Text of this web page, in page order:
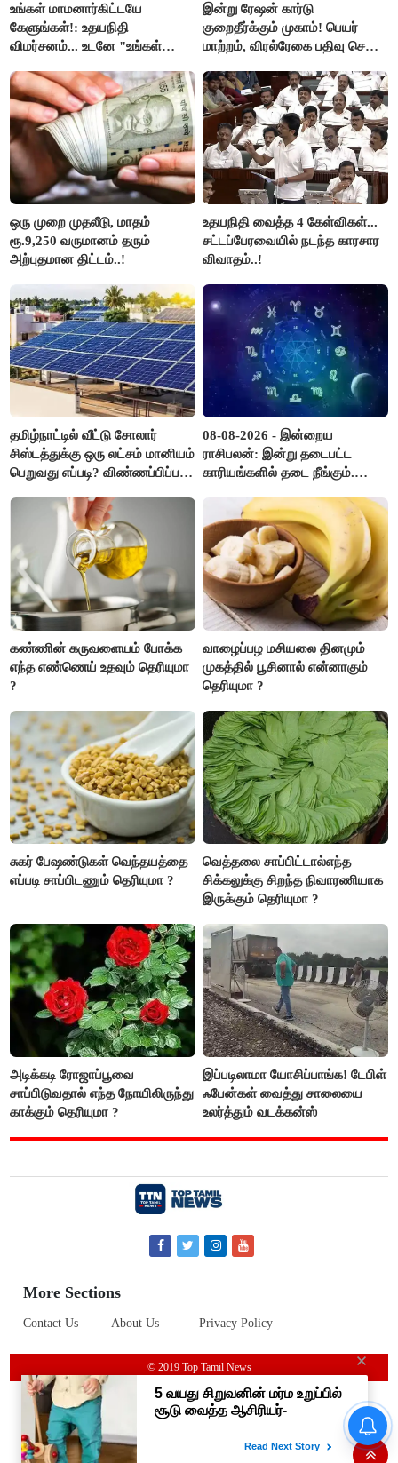
உங்கள் மாமனார்கிட்டயே
கேளுங்கள்!: உதயநிதி
விமர்சனம்... உடனே "உங்கள்
ஆதவ் அர்ஜுனா பதிலடி!
இன்று ரேஷன் கார்டு
குறைதீர்க்கும் முகாம்! பெயர்
மாற்றம், விரல்ரேகை பதிவு செய்ய
ஒரு முறை முதலீடு, மாதம்
ரூ.9,250 வருமானம் தரும்
அற்புதமான திட்டம்..!
உதயநிதி வைத்த 4 கேள்விகள்...
சட்டப்பேரவையில் நடந்த காரசார
விவாதம்..!
தமிழ்நாட்டில் வீட்டு சோலார்
சிஸ்டத்துக்கு ஒரு லட்சம் மானியம்
பெறுவது எப்படி? விண்ணப்பிப்பது
08-08-2026 - இன்றைய
ராசிபலன்: இன்று தடைபட்ட
காரியங்களில் தடை நீங்கும்.
இருக்கும். ஆன்மீக எண்ணம்
அதிகரிக்கும்..!
கண்ணின் கருவளையம் போக்க
எந்த எண்ணெய் உதவும் தெரியுமா
?
வாழைப்பழ மசியலை தினமும்
முகத்தில் பூசினால் என்னாகும்
தெரியுமா ?
சுகர் பேஷண்டுகள் வெந்தயத்தை
எப்படி சாப்பிடணும் தெரியுமா ?
வெத்தலை சாப்பிட்டால்எந்த
சிக்கலுக்கு சிறந்த நிவாரணியாக
இருக்கும் தெரியுமா ?
அடிக்கடி ரோஜாப்பூவை
சாப்பிடுவதால் எந்த நோயிலிருந்து
காக்கும் தெரியுமா ?
இப்படிலாமா யோசிப்பாங்க! டேபிள்
ஃபேன்கள் வைத்து சாலையை
உலர்த்தும் வடக்கன்ஸ்
More Sections
Contact Us About Us Privacy Policy
© 2019 Top Tamil News
தமிழக மக்களவை தொகுதிகள்